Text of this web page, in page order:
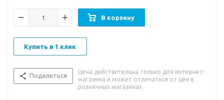
Вкусовые особенности:мягкий, приятный водный вкус.
минерализации и сбалансированному минеральному составу,
вода прекрасно подходит для ежедневного употребления
В корзину
Купить в 1 клик
Поделиться
Цена действительна только для интернет-
магазина и может отличаться от цен в
розничных магазинах